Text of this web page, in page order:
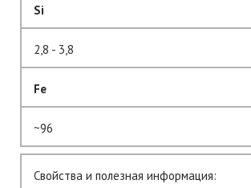
Si
2,8 - 3,8
Fe
~96
Свойства и полезная информация: